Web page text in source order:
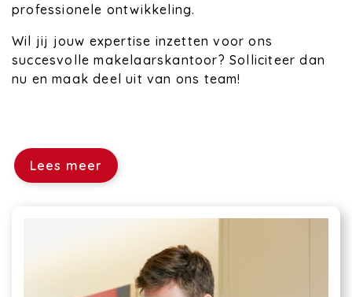
professionele ontwikkeling.
Wil jij jouw expertise inzetten voor ons
succesvolle makelaarskantoor? Solliciteer dan
nu en maak deel uit van ons team!
Lees meer